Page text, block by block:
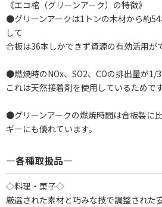
《エコ棺（グリーンアーク）の特徴》
●グリーンアークは1トンの木材から約
して
合板は36本しかできず資源の有効活用が
●燃焼時のNOx、SO2、COの排出量が1/3
これは天然接着剤を使用しているためです
●グリーンアークの燃焼時間は合板製に
ギーにも優れています。
―各種取扱品―
◇料理・菓子◇
厳選された素材と巧みな技で調整された